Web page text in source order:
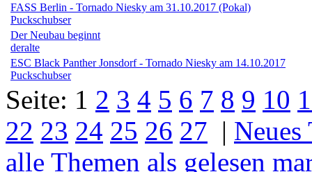
FASS Berlin - Tornado Niesky am 31.10.2017 (Pokal)
Puckschubser
Der Neubau beginnt
deralte
ESC Black Panther Jonsdorf - Tornado Niesky am 14.10.2017
Puckschubser
Seite: 1 2 3 4 5 6 7 8 9 10
22 23 24 25 26 27 | Neues
alle Themen als gelesen